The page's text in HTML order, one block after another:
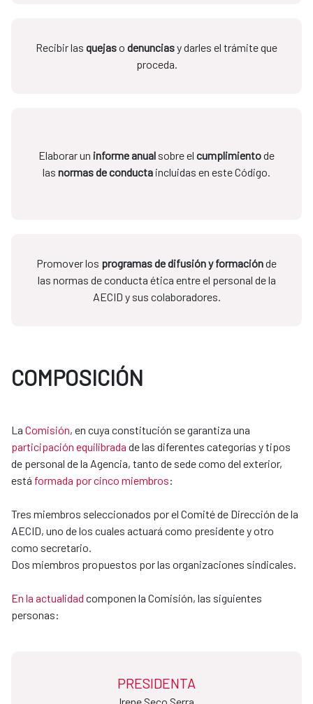
Recibir las quejaso denunciasy darles el trámite que
proceda.
Elaborar un informe anual sobre el cumplimientode
las normas de conducta incluidas en este Código.
Promover los programas de difusión y formaciónde
las normas de conducta ética entre el personal de la
AECID y sus colaboradores.
COMPOSICIÓN
La Comisión, en cuya constitución se garantiza una
participación equilibrada de las diferentes categorías y tipos
de personal de la Agencia, tanto de sede como del exterior,
está formada por cinco miembros:
Tres miembros seleccionados por el Comité de Dirección de la
AECID, uno de los cuales actuará como presidente y otro
como secretario.
Dos miembros propuestos por las organizaciones sindicales.
En la actualidad componen la Comisión, las siguientes
personas:
PRESIDENTA